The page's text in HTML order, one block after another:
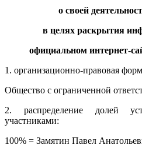
о своей
в целях раскрытия
официальном интернет-
1. организационно-правовая
Общество с ограниченной
2. распределение долей
участниками:
100% = Замятин Павел